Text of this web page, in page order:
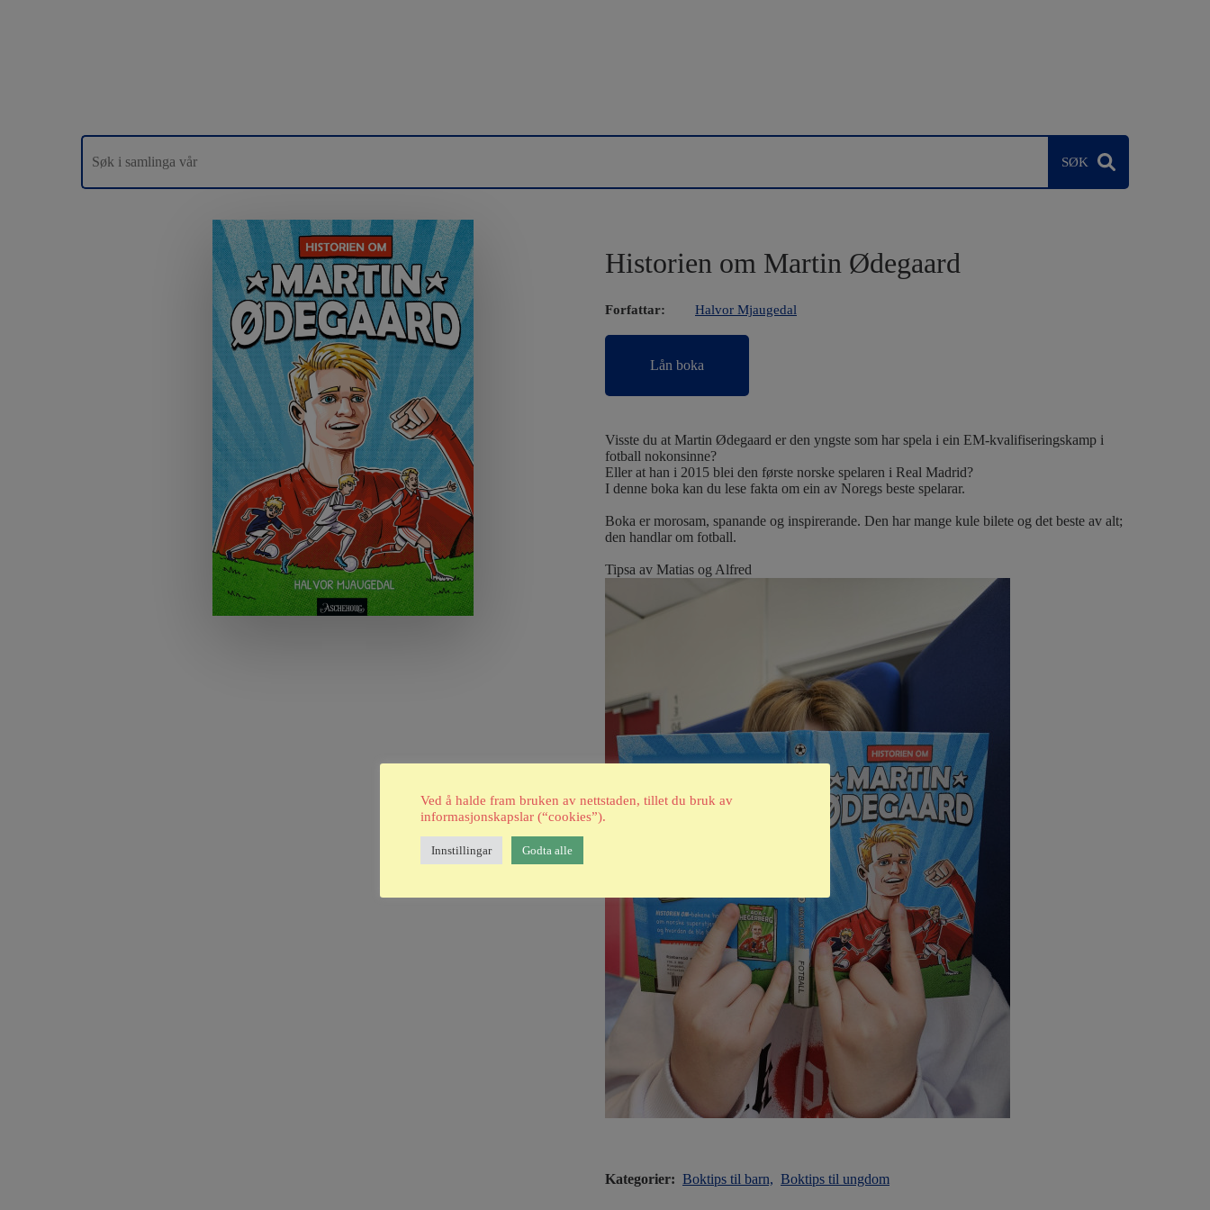
Historien om Martin Ødegaard
Forfattar: Halvor Mjaugedal
Lån boka
Visste du at Martin Ødegaard er den yngste som har spela i ein EM-kvalifiseringskamp i
fotball nokonsinne?
Eller at han i 2015 blei den første norske spelaren i Real Madrid?
I denne boka kan du lese fakta om ein av Noregs beste spelarar.
Boka er morosam, spanande og inspirerande. Den har mange kule bilete og det beste av alt;
den handlar om fotball.
Tipsa av Matias og Alfred
Kategorier: Boktips til barn, Boktips til ungdom
Ved å halde fram bruken av nettstaden, tillet du bruk av
informasjonskapslar (“cookies”).
Innstillingar Godta alle